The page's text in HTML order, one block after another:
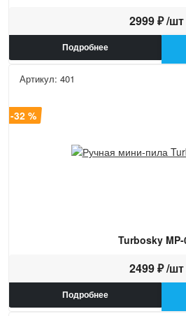
2999 ₽ /шт
Подробнее
Артикул: 401
-32 %
Turbosky MP-
2499 ₽ /шт
Подробнее